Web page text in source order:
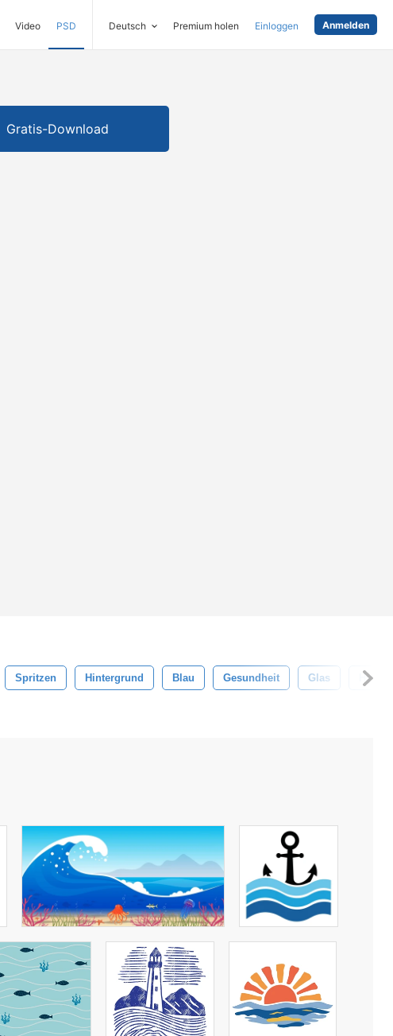
Video PSD Deutsch Premium holen Einloggen Anmelden
Gratis-Download
Spritzen Hintergrund Blau Gesundheit Glas